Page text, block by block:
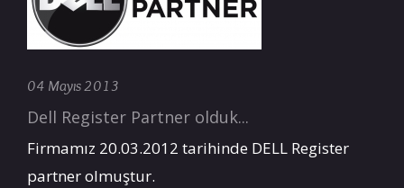
04 Mayıs 2013
Dell Register Partner olduk...
Firmamız 20.03.2012 tarihinde DELL Register
partner olmuştur.